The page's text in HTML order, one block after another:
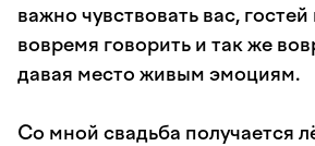
важно чувствовать вас,
вовремя говорить и так же
давая место живым эмоциям.
Со мной свадьба получается